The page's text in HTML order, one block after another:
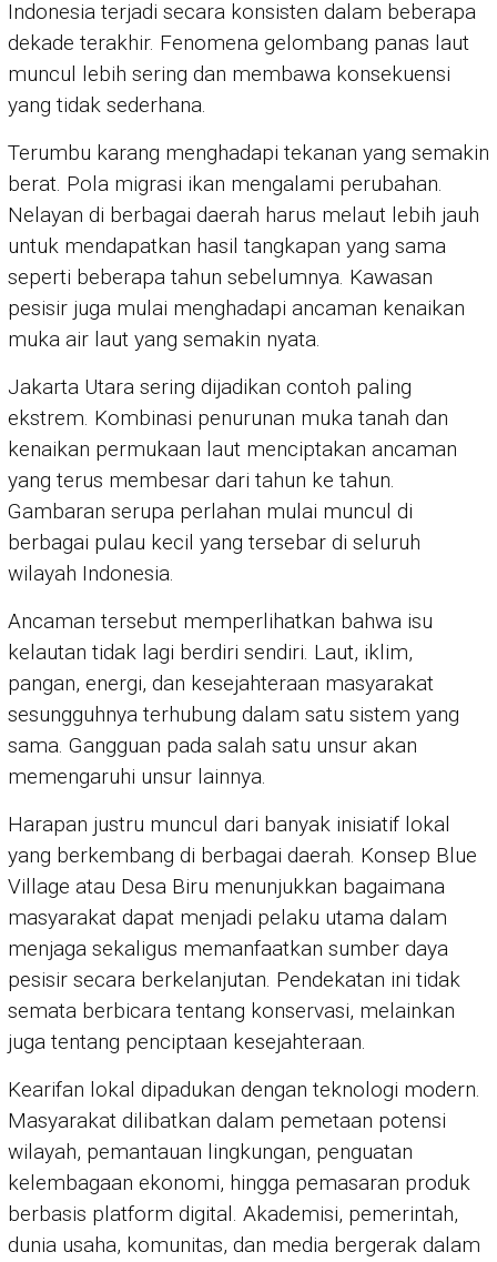
Indonesia terjadi secara konsisten dalam beberapa
dekade terakhir. Fenomena gelombang panas laut
muncul lebih sering dan membawa konsekuensi
yang tidak sederhana.
Terumbu karang menghadapi tekanan yang semakin
berat. Pola migrasi ikan mengalami perubahan.
Nelayan di berbagai daerah harus melaut lebih jauh
untuk mendapatkan hasil tangkapan yang sama
seperti beberapa tahun sebelumnya. Kawasan
pesisir juga mulai menghadapi ancaman kenaikan
muka air laut yang semakin nyata.
Jakarta Utara sering dijadikan contoh paling
ekstrem. Kombinasi penurunan muka tanah dan
kenaikan permukaan laut menciptakan ancaman
yang terus membesar dari tahun ke tahun.
Gambaran serupa perlahan mulai muncul di
berbagai pulau kecil yang tersebar di seluruh
wilayah Indonesia.
Ancaman tersebut memperlihatkan bahwa isu
kelautan tidak lagi berdiri sendiri. Laut, iklim,
pangan, energi, dan kesejahteraan masyarakat
sesungguhnya terhubung dalam satu sistem yang
sama. Gangguan pada salah satu unsur akan
memengaruhi unsur lainnya.
Harapan justru muncul dari banyak inisiatif lokal
yang berkembang di berbagai daerah. Konsep Blue
Village atau Desa Biru menunjukkan bagaimana
masyarakat dapat menjadi pelaku utama dalam
menjaga sekaligus memanfaatkan sumber daya
pesisir secara berkelanjutan. Pendekatan ini tidak
semata berbicara tentang konservasi, melainkan
juga tentang penciptaan kesejahteraan.
Kearifan lokal dipadukan dengan teknologi modern.
Masyarakat dilibatkan dalam pemetaan potensi
wilayah, pemantauan lingkungan, penguatan
kelembagaan ekonomi, hingga pemasaran produk
berbasis platform digital. Akademisi, pemerintah,
dunia usaha, komunitas, dan media bergerak dalam